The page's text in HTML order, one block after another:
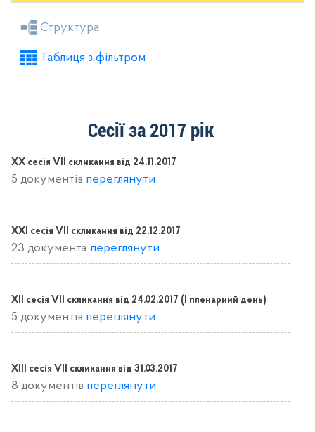
Засідання районної ради
Проекти рішень районної ради
Структура
Таблиця з фільтром
Сесії за 2017 рік
XX сесія VІІ скликання від 24.11.2017
5 документів переглянути
XXІ сесія VІІ скликання від 22.12.2017
23 документа переглянути
ХІІ сесія VII скликання від 24.02.2017 (I пленарний день)
5 документів переглянути
ХІІІ сесія VІІ скликання від 31.03.2017
8 документів переглянути